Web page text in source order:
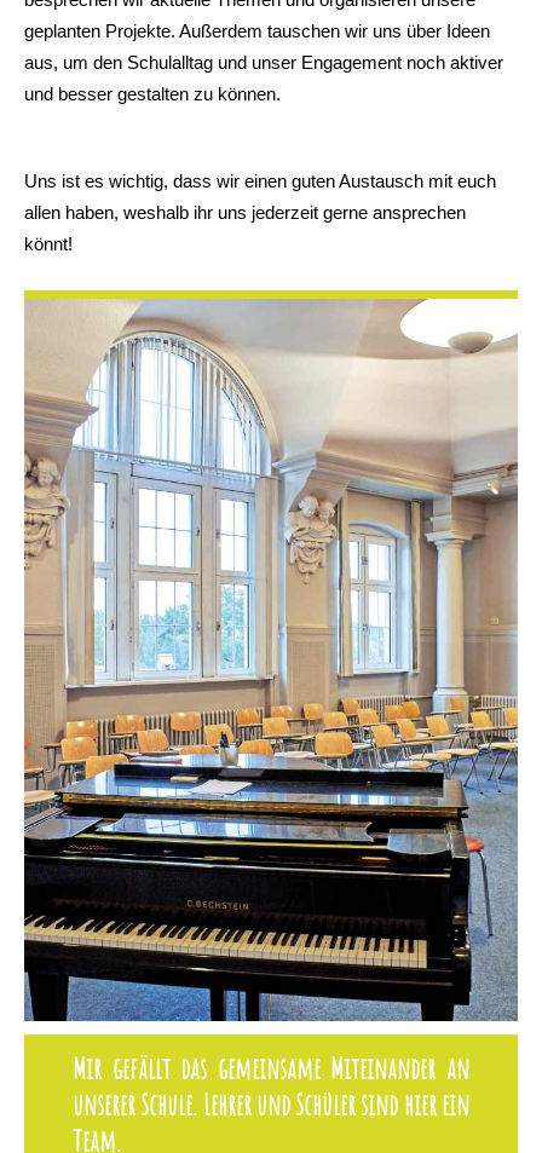
geplanten Projekte. Außerdem tauschen wir uns über Ideen
aus, um den Schulalltag und unser Engagement noch aktiver
und besser gestalten zu können.
Uns ist es wichtig, dass wir einen guten Austausch mit euch
allen haben, weshalb ihr uns jederzeit gerne ansprechen
könnt!
Mir gefällt das gemeinsame Miteinander an
unserer Schule. Lehrer und Schüler sind hier ein
Team.